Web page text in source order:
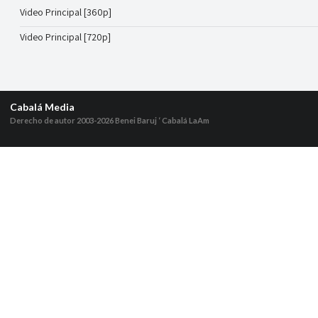
Video Principal [360p]
Video Principal [720p]
Cabalá Media
Derecho de autor 2003-2026Benei Baruj ‘ Cabalá LaAm